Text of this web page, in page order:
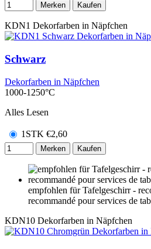
Merken Kaufen
KDN1 Dekorfarben in Näpfchen
Schwarz
Dekorfarben in Näpfchen
1000-1250°C
Alles Lesen
1STK €2,60
Merken Kaufen
empfohlen für Tafelgeschirr -
recommandé pour services de
KDN10 Dekorfarben in Näpfchen